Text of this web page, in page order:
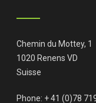
Chemin du Mottey, 1
1020 Renens VD
Suisse
Phone: + 41 (0)78